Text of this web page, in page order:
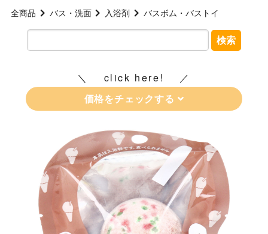
全商品 バス・洗面 入浴剤 バスボム・バストイ
検索
click here!
価格をチェックする